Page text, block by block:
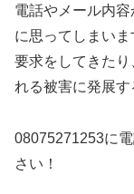
電話やメール内
に思ってしまい
要求をしてきた
れる被害に発展す
08075271253に
さい！